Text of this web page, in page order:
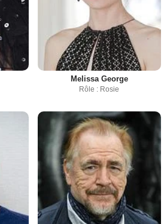
Melissa George
Rôle : Rosie